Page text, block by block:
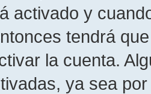
activado y
tendrá
la cuenta.
ya sea